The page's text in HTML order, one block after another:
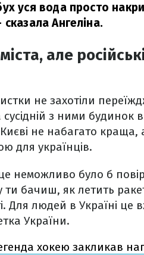
уся вода просто
сказала Ангеліна.
але
не захотіли
сусідній з ними будинок
не набагато краща,
для українців.
неможливо було б
ти бачиш, як летить
Для людей в Україні це
України.
хокею закликав